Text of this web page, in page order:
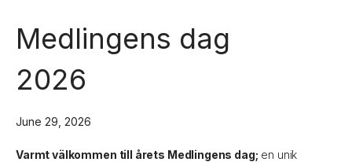
Medlingens dag
2026
June 29, 2026
Varmt välkommen till årets Medlingens dag; en unik